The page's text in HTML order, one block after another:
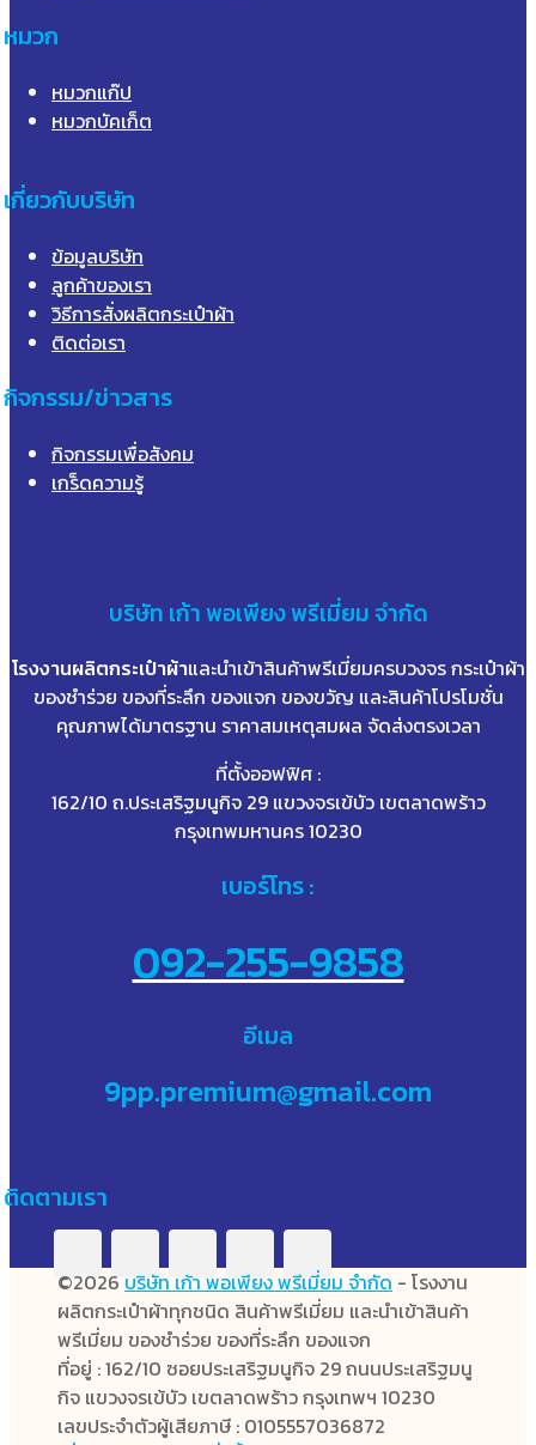
หมวก
หมวกแก๊ป
หมวกบัคเก็ต
เกี่ยวกับบริษัท
ข้อมูลบริษัท
ลูกค้าของเรา
วิธีการสั่งผลิตกระเป๋าผ้า
ติดต่อเรา
กิจกรรม/ข่าวสาร
กิจกรรมเพื่อสังคม
เกร็ดความรู้
บริษัท เก้าพอเพียง พรีเมี่ยม จำกัด
โรงงานผลิตกระเป๋าผ้าและนำเข้าสินค้าพรีเมี่ยมครบวงจร กระเป๋าผ้า
ของชำร่วย ของที่ระลึก ของแจก ของขวัญ และสินค้าโปรโมชั่น
คุณภาพได้มาตรฐาน ราคาสมเหตุสมผล จัดส่งตรงเวลา
ที่ตั้งออฟฟิศ :
162/10 ถ.ประเสริฐมนูกิจ 29 แขวงจรเข้บัว เขตลาดพร้าว
กรุงเทพมหานคร 10230
เบอร์โทร :
092-255-9858
อีเมล
9pp.premium@gmail.com
ติดตามเรา
©2026 บริษัท เก้า พอเพียง พรีเมี่ยม จำกัด - โรงงาน
ผลิตกระเป๋าผ้าทุกชนิด สินค้าพรีเมี่ยม และนำเข้าสินค้า
พรีเมี่ยม ของชำร่วย ของที่ระลึก ของแจก
ที่อยู่ : 162/10 ซอยประเสริฐมนูกิจ 29 ถนนประเสริฐมนู
กิจ แขวงจรเข้บัว เขตลาดพร้าว กรุงเทพฯ 10230
เลขประจำตัวผู้เสียภาษี : 0105557036872